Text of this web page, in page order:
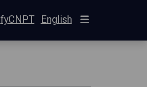
fyCNPT English